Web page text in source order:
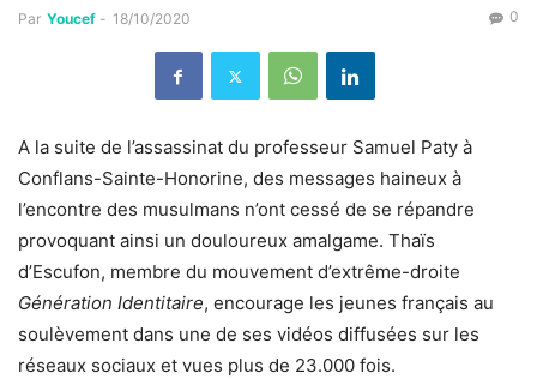
Par Youcef - 18/10/2020 0
A la suite de l’assassinat du professeur Samuel Paty à
Conflans-Sainte-Honorine, des messages haineux à
l’encontre des musulmans n’ont cessé de se répandre
provoquant ainsi un douloureux amalgame. Thaïs
d’Escufon, membre du mouvement d’extrême-droite
Génération Identitaire, encourage les jeunes français au
soulèvement dans une de ses vidéos diffusées sur les
réseaux sociaux et vues plus de 23.000 fois.